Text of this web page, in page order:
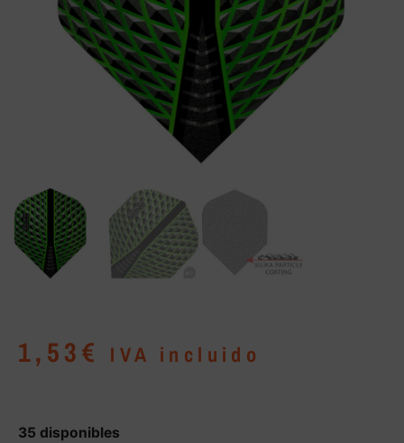
1,53€ IVA incluido
35 disponibles